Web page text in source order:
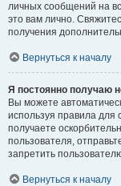
личных сообщений на
это вам лично.
получения
Вернуться к началу
Я постоянно получаю
Вы можете
используя правила
получаете
пользователя,
запретить
Вернуться к началу